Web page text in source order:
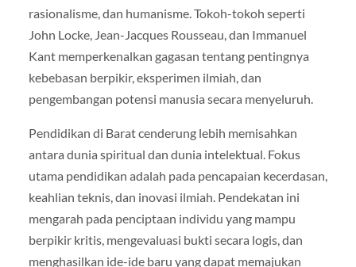
rasionalisme, dan humanisme. Tokoh-tokoh seperti
John Locke, Jean-Jacques Rousseau, dan Immanuel
Kant memperkenalkan gagasan tentang pentingnya
kebebasan berpikir, eksperimen ilmiah, dan
pengembangan potensi manusia secara menyeluruh.
Pendidikan di Barat cenderung lebih memisahkan
antara dunia spiritual dan dunia intelektual. Fokus
utama pendidikan adalah pada pencapaian kecerdasan,
keahlian teknis, dan inovasi ilmiah. Pendekatan ini
mengarah pada penciptaan individu yang mampu
berpikir kritis, mengevaluasi bukti secara logis, dan
menghasilkan ide-ide baru yang dapat memajukan